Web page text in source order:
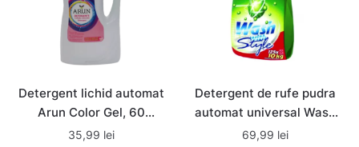
Detergent lichid automat
Arun Color Gel, 60
spalari, 4 litri
35,99 lei
Detergent de rufe pudra
automat universal Wash
with Style 10Kg, 125
69,99 lei